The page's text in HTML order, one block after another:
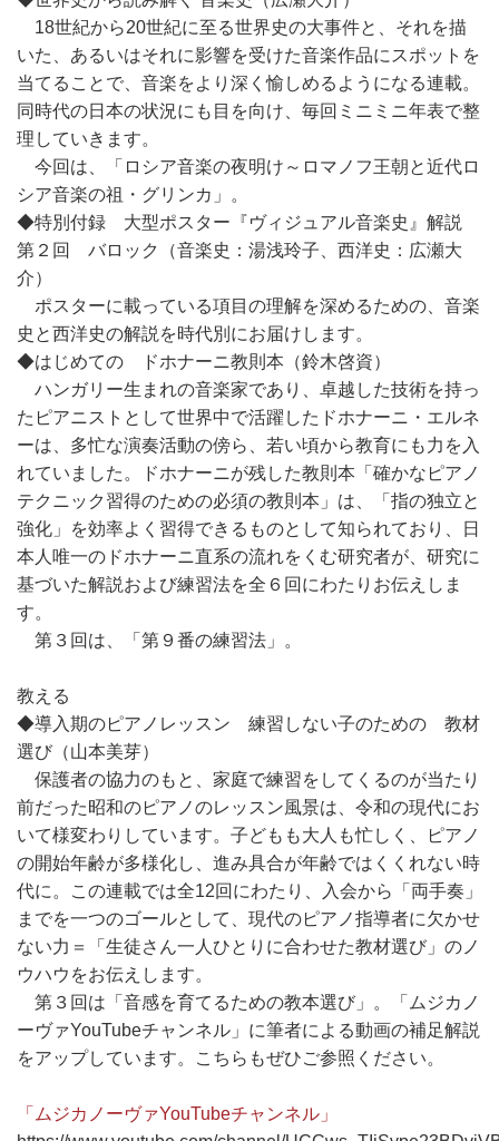
18世紀から20世紀に至る世界史の大事件と、それを描
いた、あるいはそれに影響を受けた音楽作品にスポットを
当てることで、音楽をより深く愉しめるようになる連載。
同時代の日本の状況にも目を向け、毎回ミニミニ年表で整
理していきます。
今回は、「ロシア音楽の夜明け～ロマノフ王朝と近代ロ
シア音楽の祖・グリンカ」。
◆特別付録 大型ポスター『ヴィジュアル音楽史』解説
第２回 バロック（音楽史：湯浅玲子、西洋史：広瀬大
介）
ポスターに載っている項目の理解を深めるための、音楽
史と西洋史の解説を時代別にお届けします。
◆はじめての ドホナーニ教則本（鈴木啓資）
ハンガリー生まれの音楽家であり、卓越した技術を持っ
たピアニストとして世界中で活躍したドホナーニ・エルネ
ーは、多忙な演奏活動の傍ら、若い頃から教育にも力を入
れていました。ドホナーニが残した教則本「確かなピアノ
テクニック習得のための必須の教則本」は、「指の独立と
強化」を効率よく習得できるものとして知られており、日
本人唯一のドホナーニ直系の流れをくむ研究者が、研究に
基づいた解説および練習法を全６回にわたりお伝えしま
す。
第３回は、「第９番の練習法」。
教える
◆導入期のピアノレッスン 練習しない子のための 教材
選び（山本美芽）
保護者の協力のもと、家庭で練習をしてくるのが当たり
前だった昭和のピアノのレッスン風景は、令和の現代にお
いて様変わりしています。子どもも大人も忙しく、ピアノ
の開始年齢が多様化し、進み具合が年齢ではくくれない時
代に。この連載では全12回にわたり、入会から「両手奏」
までを一つのゴールとして、現代のピアノ指導者に欠かせ
ない力＝「生徒さん一人ひとりに合わせた教材選び」のノ
ウハウをお伝えします。
第３回は「音感を育てるための教本選び」。「ムジカノ
ーヴァYouTubeチャンネル」に筆者による動画の補足解説
をアップしています。こちらもぜひご参照ください。
「ムジカノーヴァYouTubeチャンネル」